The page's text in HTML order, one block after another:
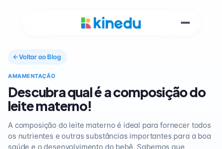
Voltar ao Blog
AMAMENTAÇÃO
Descubra qual é a composição do
leite materno!
A composição do leite materno é ideal para fornecer todos
os nutrientes e outras substâncias importantes para a boa
saúde e o desenvolvimento do bebê. Sabemos que